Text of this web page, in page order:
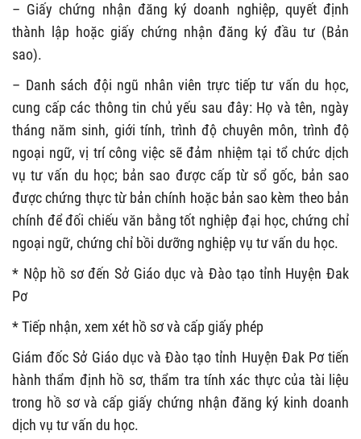
– Giấy chứng nhận đăng ký doanh nghiệp, quyết định
thành lập hoặc giấy chứng nhận đăng ký đầu tư (Bản
sao).
– Danh sách đội ngũ nhân viên trực tiếp tư vấn du học,
cung cấp các thông tin chủ yếu sau đây: Họ và tên, ngày
tháng năm sinh, giới tính, trình độ chuyên môn, trình độ
ngoại ngữ, vị trí công việc sẽ đảm nhiệm tại tổ chức dịch
vụ tư vấn du học; bản sao được cấp từ sổ gốc, bản sao
được chứng thực từ bản chính hoặc bản sao kèm theo bản
chính để đối chiếu văn bằng tốt nghiệp đại học, chứng chỉ
ngoại ngữ, chứng chỉ bồi dưỡng nghiệp vụ tư vấn du học.
* Nộp hồ sơ đến Sở Giáo dục và Đào tạo tỉnh Huyện Đak
Pơ
* Tiếp nhận, xem xét hồ sơ và cấp giấy phép
Giám đốc Sở Giáo dục và Đào tạo tỉnh Huyện Đak Pơ tiến
hành thẩm định hồ sơ, thẩm tra tính xác thực của tài liệu
trong hồ sơ và cấp giấy chứng nhận đăng ký kinh doanh
dịch vụ tư vấn du học.